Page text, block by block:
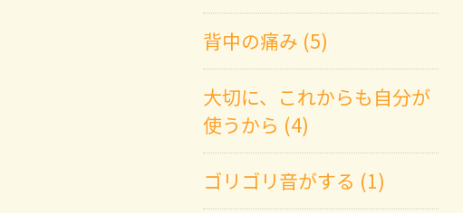
背中の痛み (5)
大切に、これからも自分が
使うから (4)
ゴリゴリ音がする (1)